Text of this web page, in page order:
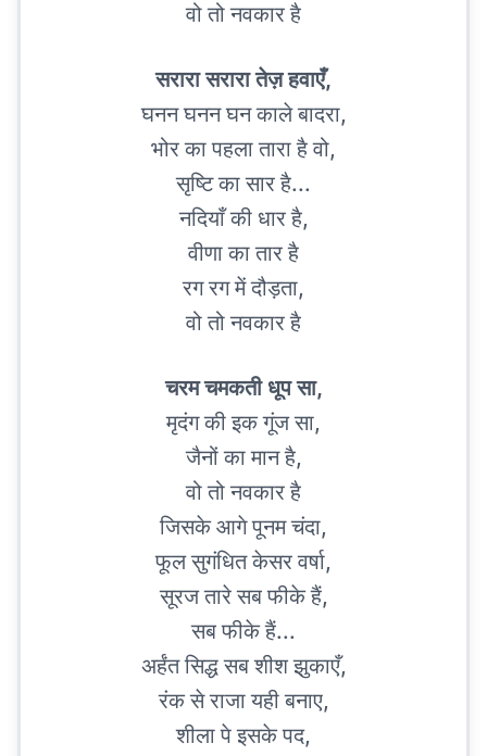
वो तो नवकार है
सरारा सरारा तेज़ हवाएँ,
घनन घनन घन काले बादरा,
भोर का पहला तारा है वो,
सृष्टि का सार है...
नदियाँ की धार है,
वीणा का तार है
रग रग में दौड़ता,
वो तो नवकार है
चरम चमकती धूप सा,
मृदंग की इक गूंज सा,
जैनों का मान है,
वो तो नवकार है
जिसके आगे पूनम चंदा,
फूल सुगंधित केसर वर्षा,
सूरज तारे सब फीके हैं,
सब फीके हैं...
अर्हंत सिद्ध सब शीश झुकाएँ,
रंक से राजा यही बनाए,
शीला पे इसके पद,